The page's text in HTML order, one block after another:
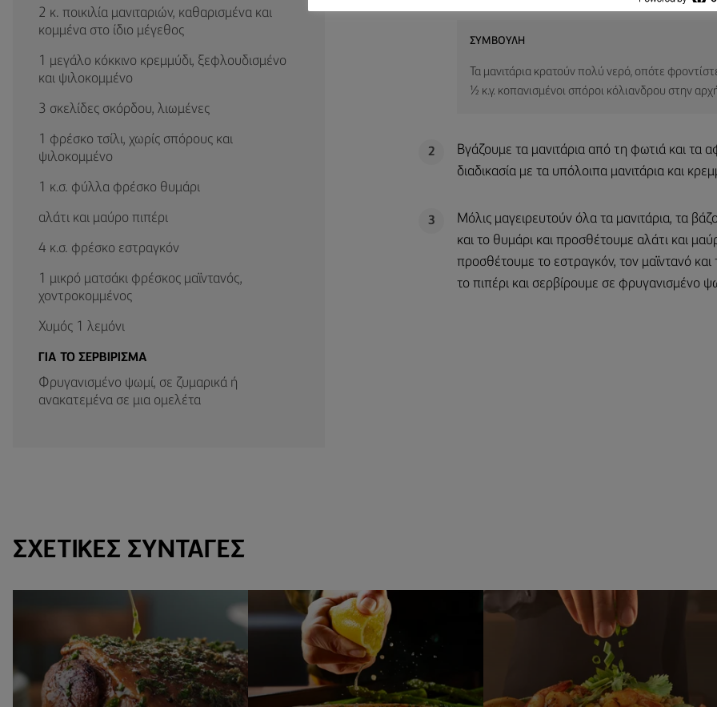
2 κ. ποικιλία μανιταριών, καθαρισμένα και
κομμένα στο ίδιο μέγεθος
1 μεγάλο κόκκινο κρεμμύδι, ξεφλουδισμένο
και ψιλοκομμένο
3 σκελίδες σκόρδου, λιωμένες
1 φρέσκο τσίλι, χωρίς σπόρους και
ψιλοκομμένο
1 κ.σ. φύλλα φρέσκο θυμάρι
αλάτι και μαύρο πιπέρι
4 κ.σ. φρέσκο εστραγκόν
1 μικρό ματσάκι φρέσκος μαϊντανός,
χοντροκομμένος
Χυμός 1 λεμόνι
ΓΙΑ ΤΟ ΣΕΡΒΙΡΙΣΜΑ
Φρυγανισμένο ψωμί, σε ζυμαρικά ή
ανακατεμένα σε μια ομελέτα
ΣΥΜΒΟΥΛΉ
Τα μανιτάρια κρατούν πολύ νερό, οπότε
½ κ.γ. κοπανισμένοι σπόροι κόλιανδρου στην
2
Βγάζουμε τα μανιτάρια από τη φωτιά και τα
διαδικασία με τα υπόλοιπα μανιτάρια και
3
Μόλις μαγειρευτούν όλα τα μανιτάρια, τα
και το θυμάρι και προσθέτουμε αλάτι και
προσθέτουμε το εστραγκόν, τον μαϊντανό
το πιπέρι και σερβίρουμε σε φρυγανισμένο
ΣΧΕΤΙΚΈΣ ΣΥΝΤΑΓΈΣ